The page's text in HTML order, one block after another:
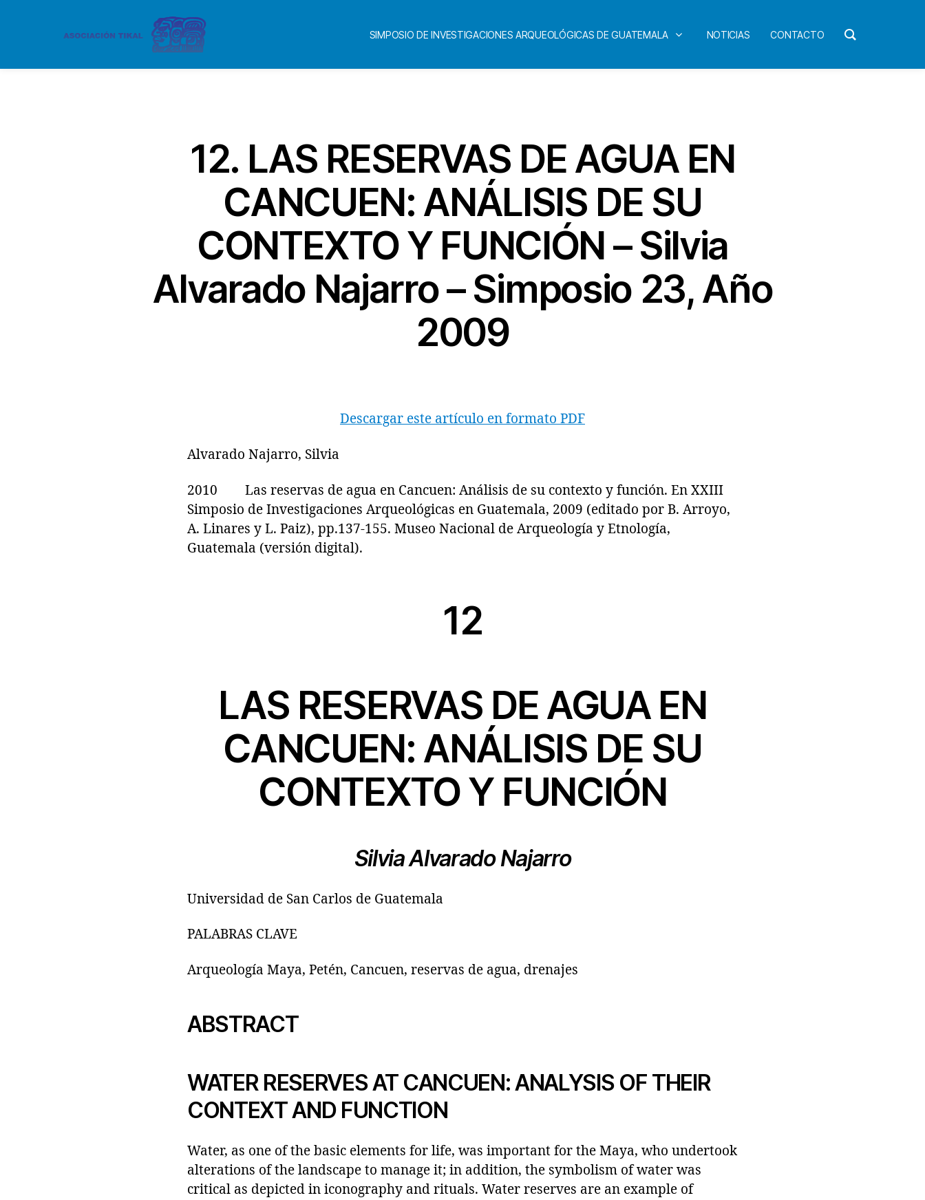
SIMPOSIO DE INVESTIGACIONES ARQUEOLÓGICAS DE GUATEMALA NOTICIAS CONTACTO
12. LAS RESERVAS DE AGUA EN
CANCUEN: ANÁLISIS DE SU
CONTEXTO Y FUNCIÓN – Silvia
Alvarado Najarro – Simposio 23, Año
2009
Descargar este artículo en formato PDF
Alvarado Najarro, Silvia
2010 Las reservas de agua en Cancuen: Análisis de su contexto y función. En XXIII
Simposio de Investigaciones Arqueológicas en Guatemala, 2009 (editado por B. Arroyo,
A. Linares y L. Paiz), pp.137-155. Museo Nacional de Arqueología y Etnología,
Guatemala (versión digital).
12
LAS RESERVAS DE AGUA EN
CANCUEN: ANÁLISIS DE SU
CONTEXTO Y FUNCIÓN
Silvia Alvarado Najarro
Universidad de San Carlos de Guatemala
PALABRAS CLAVE
Arqueología Maya, Petén, Cancuen, reservas de agua, drenajes
ABSTRACT
WATER RESERVES AT CANCUEN: ANALYSIS OF THEIR
CONTEXT AND FUNCTION
Water, as one of the basic elements for life, was important for the Maya, who undertook
alterations of the landscape to manage it; in addition, the symbolism of water was
critical as depicted in iconography and rituals. Water reserves are an example of